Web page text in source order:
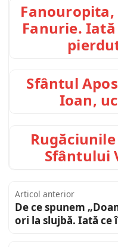
Fanurie.
Sfântul
Ioan,
Sfântului
Articol anterior
De ce spunem
ori la slujbă. Iată ce